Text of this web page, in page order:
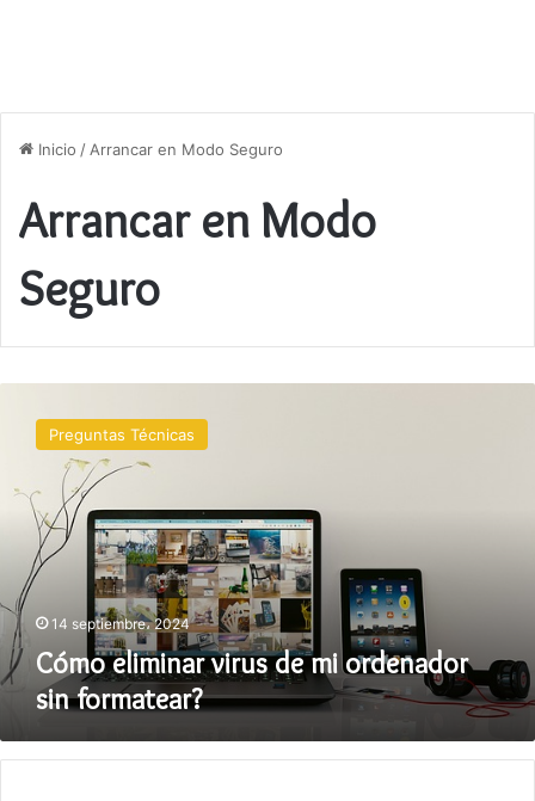
Inicio / Arrancar en Modo Seguro
Arrancar en Modo
Seguro
eliminar
mi
ordenador
formatear?
Preguntas Técnicas
14 septiembre، 2024
Cómo eliminar virus de mi ordenador
sin formatear?